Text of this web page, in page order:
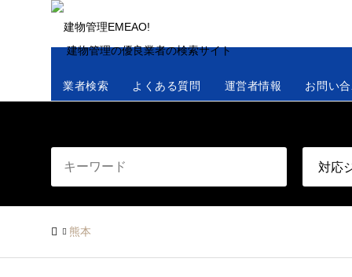
建物管理の優良業者の検索サイト
業者検索 よくある質問 運営者情報 お問い
熊本